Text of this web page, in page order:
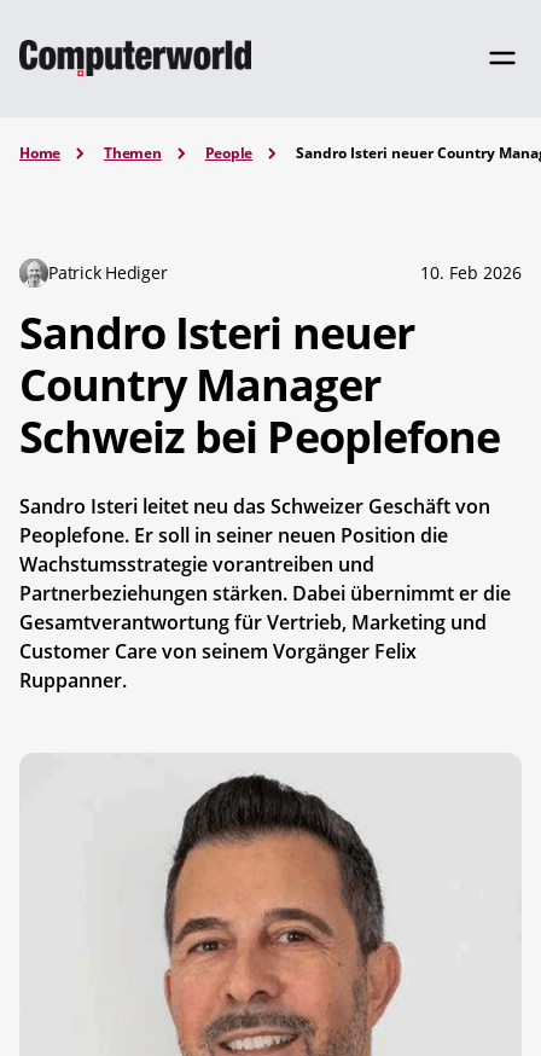
Home Themen People Sandro Isteri neuer Country
Patrick Hediger 10. Feb 2026
Sandro Isteri neuer
Country Manager
Schweiz bei Peoplefone
Sandro Isteri leitet neu das Schweizer Geschäft von
Peoplefone. Er soll in seiner neuen Position die
Wachstumsstrategie vorantreiben und
Partnerbeziehungen stärken. Dabei übernimmt er die
Gesamtverantwortung für Vertrieb, Marketing und
Customer Care von seinem Vorgänger Felix
Ruppanner.